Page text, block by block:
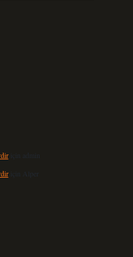
için
admin
için Alper